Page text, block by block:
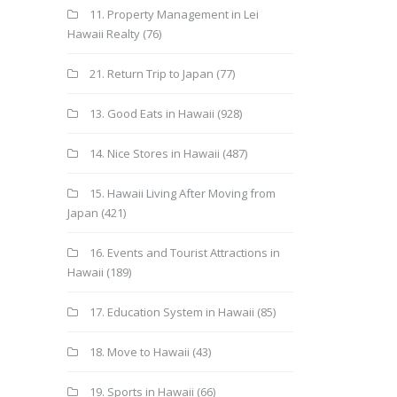
11. Property Management in Lei
Hawaii Realty (76)
21. Return Trip to Japan (77)
13. Good Eats in Hawaii (928)
14. Nice Stores in Hawaii (487)
15. Hawaii Living After Moving from
Japan (421)
16. Events and Tourist Attractions in
Hawaii (189)
17. Education System in Hawaii (85)
18. Move to Hawaii (43)
19. Sports in Hawaii (66)